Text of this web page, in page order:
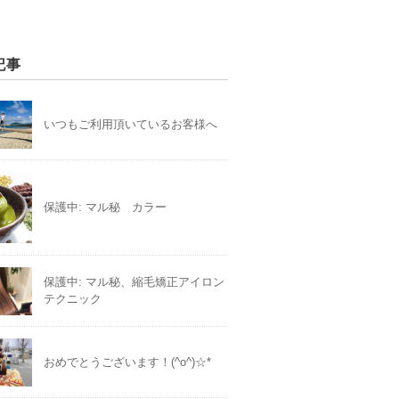
事
いつもご利用頂いているお客様へ
保護中: マル秘 カラー
保護中: マル秘、縮毛矯正アイロン
テクニック
おめでとうございます！(^o^)☆*